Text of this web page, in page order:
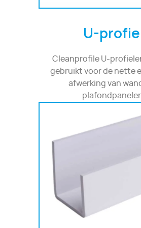
U-profiel
Cleanprofile U-
gebruikt voor de nette
afwerking van